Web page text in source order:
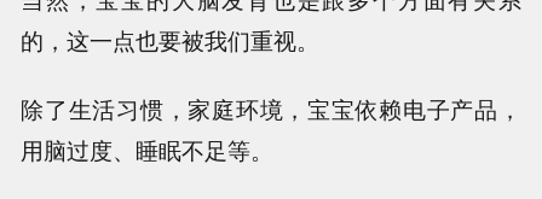
的，这一点也要被我们重视。
除了生活习惯，家庭环境，宝宝依赖电子产品，
用脑过度、睡眠不足等。